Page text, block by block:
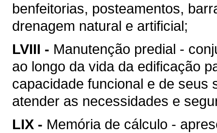
benfeitorias, posteamentos,
drenagem natural e artificial;
LVIII - Manutenção predial -
ao longo da vida da edificação
capacidade funcional e de seus
atender as necessidades e
LIX - Memória de cálculo -